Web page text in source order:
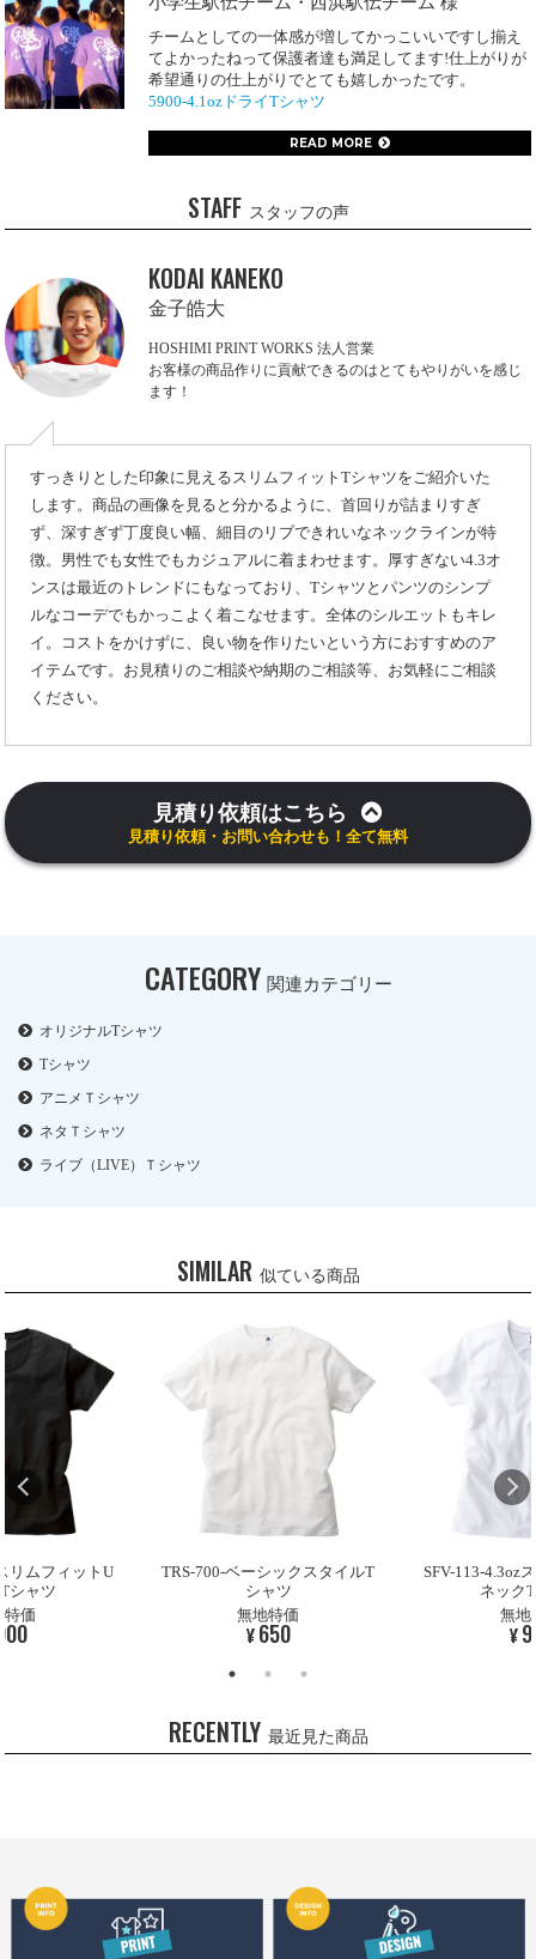
チームとしての一体感が増してかっこいいですし揃え
てよかったねって保護者達も満足してます!仕上がりが
希望通りの仕上がりでとても嬉しかったです。
5900-4.1ozドライTシャツ
READ MORE
STAFF スタッフの声
KODAI KANEKO
金子皓大
HOSHIMI PRINT WORKS 法人営業
お客様の商品作りに貢献できるのはとてもやりがいを感じ
ます！
すっきりとした印象に見えるスリムフィットTシャツをご紹介いた
します。商品の画像を見ると分かるように、首回りが詰まりすぎ
ず、深すぎず丁度良い幅、細目のリブできれいなネックラインが特
徴。男性でも女性でもカジュアルに着まわせます。厚すぎない4.3オ
ンスは最近のトレンドにもなっており、Tシャツとパンツのシンプ
ルなコーデでもかっこよく着こなせます。全体のシルエットもキレ
イ。コストをかけずに、良い物を作りたいという方におすすめのア
イテムです。お見積りのご相談や納期のご相談等、お気軽にご相談
ください。
見積り依頼はこちら
見積り依頼・お問い合わせも！全て無料
CATEGORY 関連カテゴリー
オリジナルTシャツ
Tシャツ
アニメＴシャツ
ネタＴシャツ
ライブ（LIVE）Ｔシャツ
SIMILAR 似ている商品
リムフィットU
シャツ
特価
TRS-700-ベーシックスタイルT
シャツ
無地特価
¥650
SFV-113-4.3oz
ネック
無地
¥
RECENTLY 最近見た商品